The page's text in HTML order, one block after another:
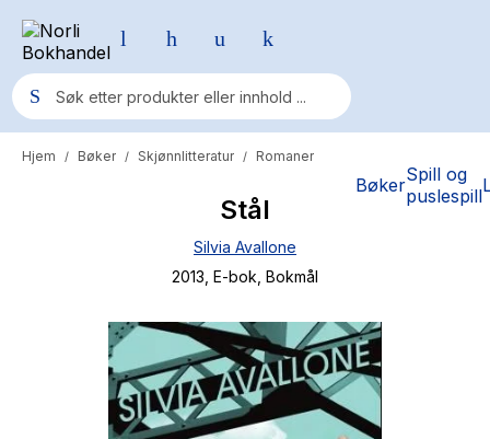
BøkerSpill og
puslespill
Populære søk
Fury Bound - Sable Sorensen
Yesteryear
Elizabeth Strout
Hjem / Bøker / Skjønnlitteratur / Romaner
Stål
Silvia Avallone
2013 , E-bok , Bokmål